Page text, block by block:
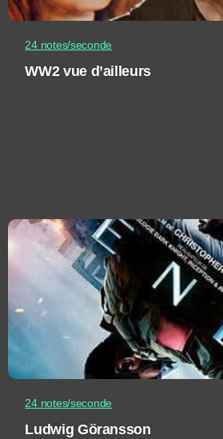
24 notes/seconde
WW2 vue d’ailleurs
24 notes/seconde
Ludwig Göransson